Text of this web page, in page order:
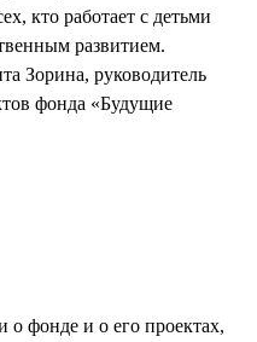
кто работает с детьми
развитием.
Зорина, руководитель
фонда «Будущие
фонде и о его проектах,